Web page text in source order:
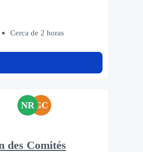
Cerca de 2 horas
NRGC
des Comités